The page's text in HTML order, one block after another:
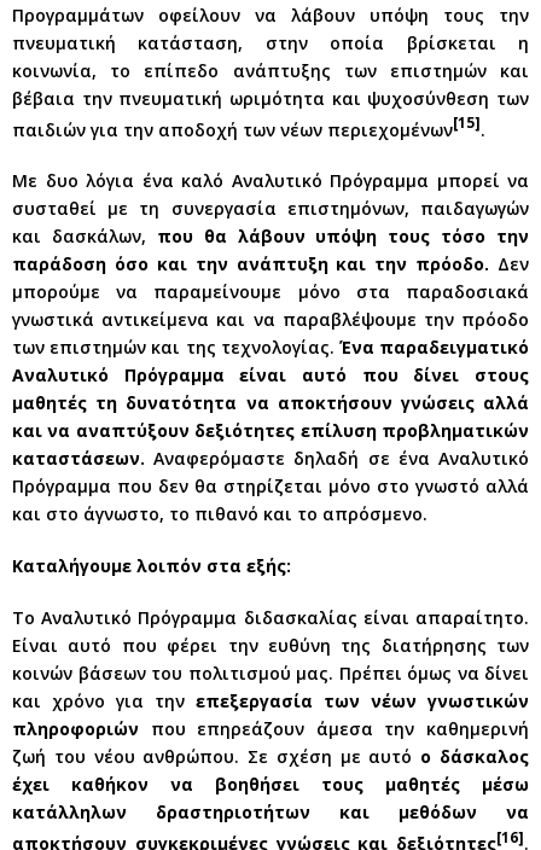
Προγραμμάτων οφείλουν να λάβουν υπόψη τους την
πνευματική κατάσταση, στην οποία βρίσκεται η
κοινωνία, το επίπεδο ανάπτυξης των επιστημών και
βέβαια την πνευματική ωριμότητα και ψυχοσύνθεση των
παιδιών για την αποδοχή των νέων περιεχομένων[15] .
Με δυο λόγια ένα καλό Αναλυτικό Πρόγραμμα μπορεί να
συσταθεί με τη συνεργασία επιστημόνων, παιδαγωγών
και δασκάλων, που θα λάβουν υπόψη τους τόσο την
παράδοση όσο και την ανάπτυξη και την πρόοδο. Δεν
μπορούμε να παραμείνουμε μόνο στα παραδοσιακά
γνωστικά αντικείμενα και να παραβλέψουμε την πρόοδο
των επιστημών και της τεχνολογίας. Ένα παραδειγματικό
Αναλυτικό Πρόγραμμα είναι αυτό που δίνει στους
μαθητές τη δυνατότητα να αποκτήσουν γνώσεις αλλά
και να αναπτύξουν δεξιότητες επίλυση προβληματικών
καταστάσεων. Αναφερόμαστε δηλαδή σε ένα Αναλυτικό
Πρόγραμμα που δεν θα στηρίζεται μόνο στο γνωστό αλλά
και στο άγνωστο, το πιθανό και το απρόσμενο.
Καταλήγουμε λοιπόν στα εξής:
Το Αναλυτικό Πρόγραμμα διδασκαλίας είναι απαραίτητο.
Είναι αυτό που φέρει την ευθύνη της διατήρησης των
κοινών βάσεων του πολιτισμού μας. Πρέπει όμως να δίνει
και χρόνο για την επεξεργασία των νέων γνωστικών
πληροφοριών που επηρεάζουν άμεσα την καθημερινή
ζωή του νέου ανθρώπου. Σε σχέση με αυτό ο δάσκαλος
έχει καθήκον να βοηθήσει τους μαθητές μέσω
κατάλληλων δραστηριοτήτων και μεθόδων να
αποκτήσουν συγκεκριμένες γνώσεις και δεξιότητες[16].